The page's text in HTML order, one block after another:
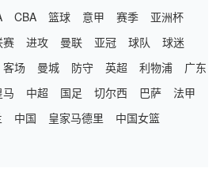
CBA 篮球 意甲 赛季
亚洲杯
赛 进攻 曼联 亚冠 球队
球迷
客场 曼城 防守 英超 利物浦
广东
马 中超 国足 切尔西 巴萨
法甲
中国 皇家马德里
中国女篮